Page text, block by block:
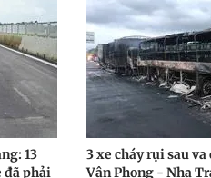
13
đã phải
3 xe cháy rụi sau
Vân Phong - Nha